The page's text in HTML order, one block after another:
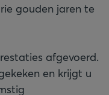
gouden jaren te
afgevoerd.
en krijgt u